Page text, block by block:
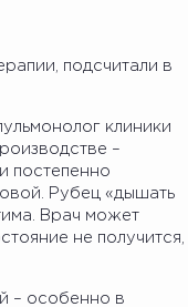
подсчитали в
клиники
–
постепенно
Рубец «дышать
Врач может
не получится,
– особенно в